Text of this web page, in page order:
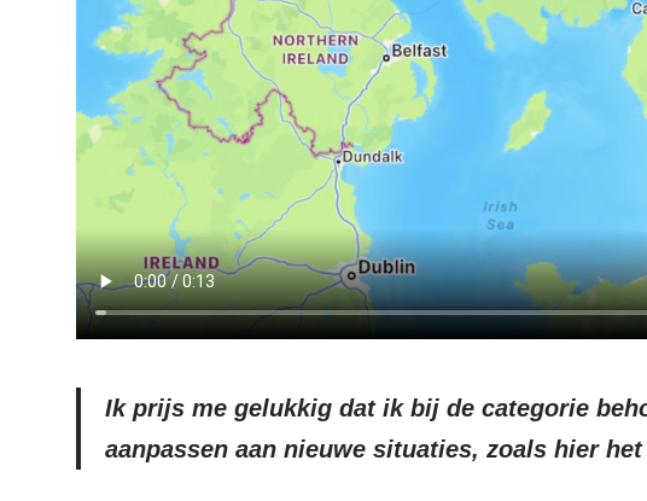
Ik prijs me gelukkig dat ik bij de categorie
aanpassen aan nieuwe situaties, zoals hier